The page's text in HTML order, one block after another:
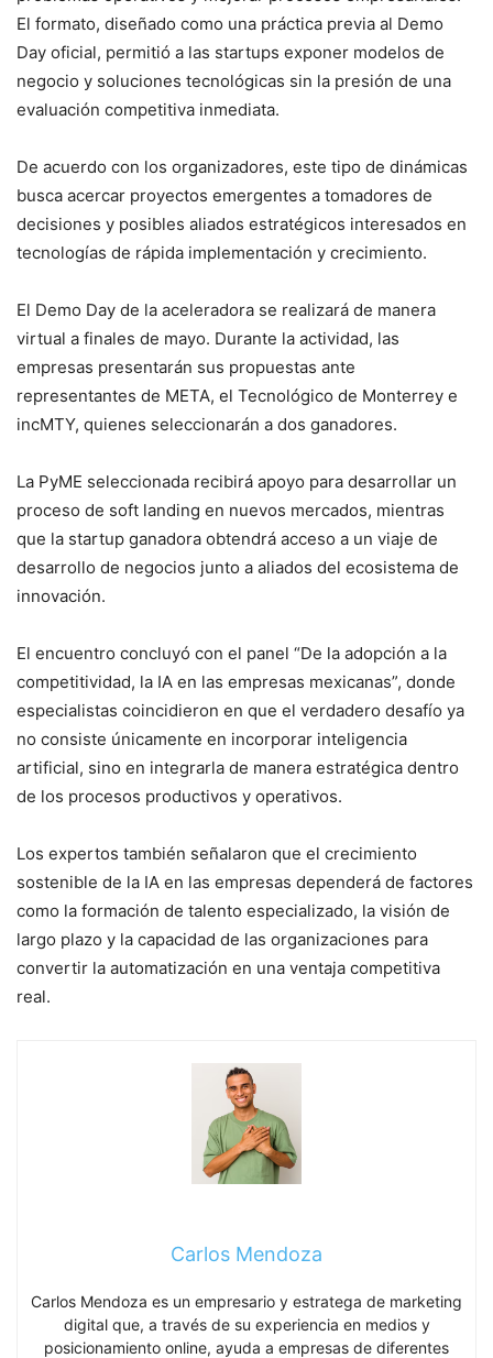
El formato, diseñado como una práctica previa al Demo
Day oficial, permitió a las startups exponer modelos de
negocio y soluciones tecnológicas sin la presión de una
evaluación competitiva inmediata.
De acuerdo con los organizadores, este tipo de dinámicas
busca acercar proyectos emergentes a tomadores de
decisiones y posibles aliados estratégicos interesados en
tecnologías de rápida implementación y crecimiento.
El Demo Day de la aceleradora se realizará de manera
virtual a finales de mayo. Durante la actividad, las
empresas presentarán sus propuestas ante
representantes de META, el Tecnológico de Monterrey e
incMTY, quienes seleccionarán a dos ganadores.
La PyME seleccionada recibirá apoyo para desarrollar un
proceso de soft landing en nuevos mercados, mientras
que la startup ganadora obtendrá acceso a un viaje de
desarrollo de negocios junto a aliados del ecosistema de
innovación.
El encuentro concluyó con el panel “De la adopción a la
competitividad, la IA en las empresas mexicanas”, donde
especialistas coincidieron en que el verdadero desafío ya
no consiste únicamente en incorporar inteligencia
artificial, sino en integrarla de manera estratégica dentro
de los procesos productivos y operativos.
Los expertos también señalaron que el crecimiento
sostenible de la IA en las empresas dependerá de factores
como la formación de talento especializado, la visión de
largo plazo y la capacidad de las organizaciones para
convertir la automatización en una ventaja competitiva
real.
Carlos Mendoza
Carlos Mendoza es un empresario y estratega de marketing
digital que, a través de su experiencia en medios y
posicionamiento online, ayuda a empresas de diferentes